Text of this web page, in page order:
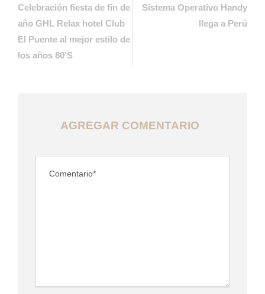
Celebración fiesta de fin de
año GHL Relax hotel Club
El Puente al mejor estilo de
los años 80’S
Sistema Operativo Handy
llega a Perú
AGREGAR COMENTARIO